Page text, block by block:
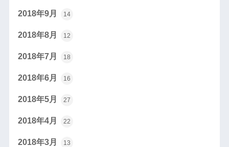
2018年9月 14
2018年8月 12
2018年7月 18
2018年6月 16
2018年5月 27
2018年4月 22
2018年3月 13